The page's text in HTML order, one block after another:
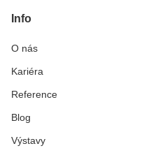
Info
O nás
Kariéra
Reference
Blog
Výstavy